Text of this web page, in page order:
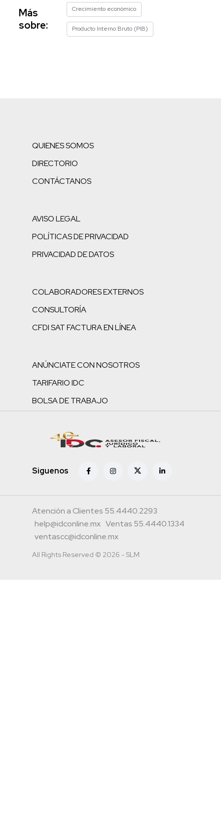
Más
sobre:
Crecimiento económico
Producto Interno Bruto (PIB)
QUIENES SOMOS
DIRECTORIO
CONTÁCTANOS
AVISO LEGAL
POLÍTICAS DE PRIVACIDAD
PRIVACIDAD DE DATOS
COLABORADORES EXTERNOS
CONSULTORÍA
CFDI SAT FACTURA EN LÍNEA
ANÚNCIATE CON NOSOTROS
TARIFARIO IDC
BOLSA DE TRABAJO
Siguenos
Atención a Clientes 55.4440.2293
help@idconline.mx Ventas 55.4440.1334
ventascc@idconline.mx
All Rights Reserved © 2026 - SLM